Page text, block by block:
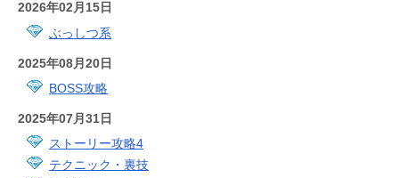
2026年02月15日
ぶっしつ系
2025年08月20日
BOSS攻略
2025年07月31日
ストーリー攻略4
テクニック・裏技